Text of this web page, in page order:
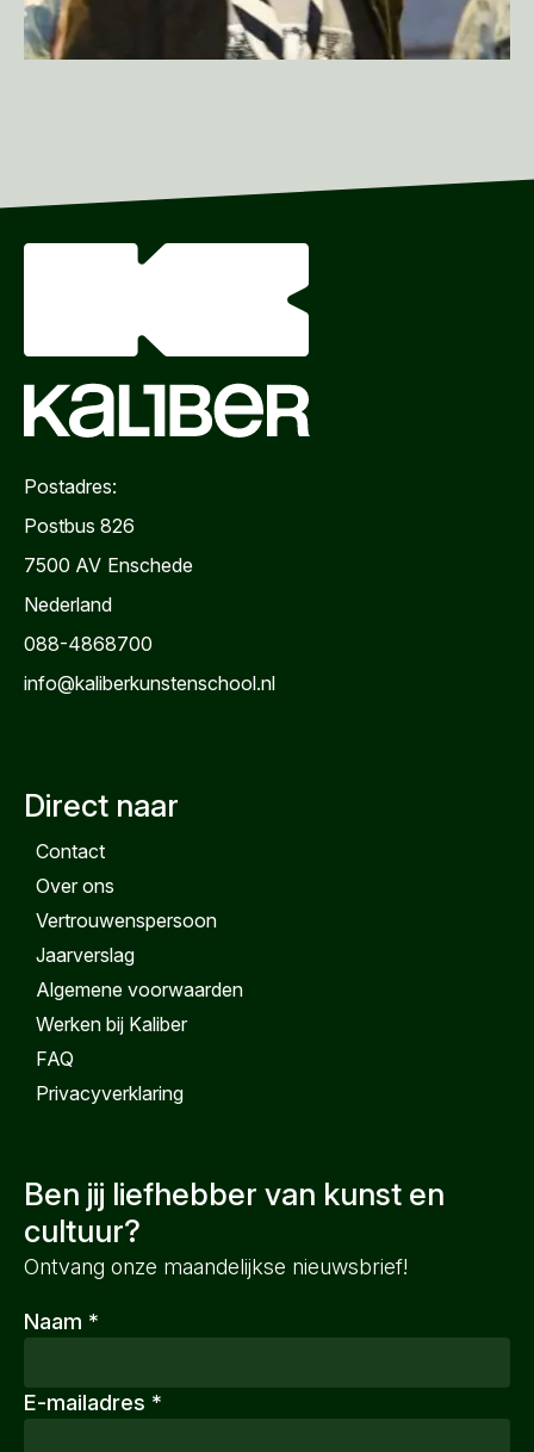
Postadres:
Postbus 826
7500 AV Enschede
Nederland
088-4868700
info@kaliberkunstenschool.nl
Direct naar
Contact
Over ons
Vertrouwenspersoon
Jaarverslag
Algemene voorwaarden
Werken bij Kaliber
FAQ
Privacyverklaring
Ben jij liefhebber van kunst en
cultuur?
Ontvang onze maandelijkse nieuwsbrief!
Naam *
E-mailadres *